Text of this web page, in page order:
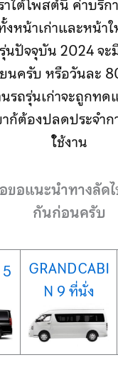
าใต้โพสต์นี้ ค่าบริ
หน้าเก่าและหน้า
ปัจจุบัน 2024 จะ
นครับ หรือวันละ
รถรุ่นเก่าจะถูกท
ก้ต้องปลดประจำก
ใ้ช้งาน
ขอแนะนำทางลัด
กันก่อนครับ
GRANDCABI
N 9 ที่นั่ง